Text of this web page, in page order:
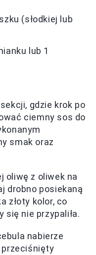
(słodkiej lub
lub 1
gdzie krok po
ciemny sos do
smak oraz
oliwę z oliwek na
drobno posiekaną
złoty kolor, co
się nie przypaliła.
nabierze
przeciśnięty